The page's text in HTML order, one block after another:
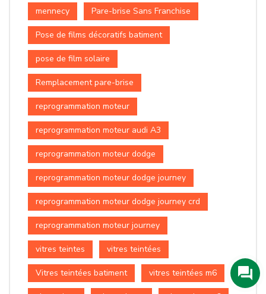
mennecy Pare-brise Sans Franchise
Pose de films décoratifs batiment
pose de film solaire
Remplacement pare-brise
reprogrammation moteur
reprogrammation moteur audi A3
reprogrammation moteur dodge
reprogrammation moteur dodge journey
reprogrammation moteur dodge journey crd
reprogrammation moteur journey
vitres teintes vitres teintées
Vitres teintées batiment vitres teintées m6